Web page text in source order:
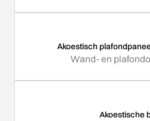
Akoestisch
Wand- en
Akoestische